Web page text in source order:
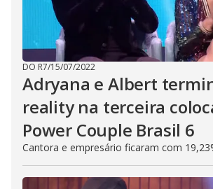
DO R7/15/07/2022
Adryana e Albert
reality na terceira
Power Couple Brasil 6
Cantora e empresário ficaram com